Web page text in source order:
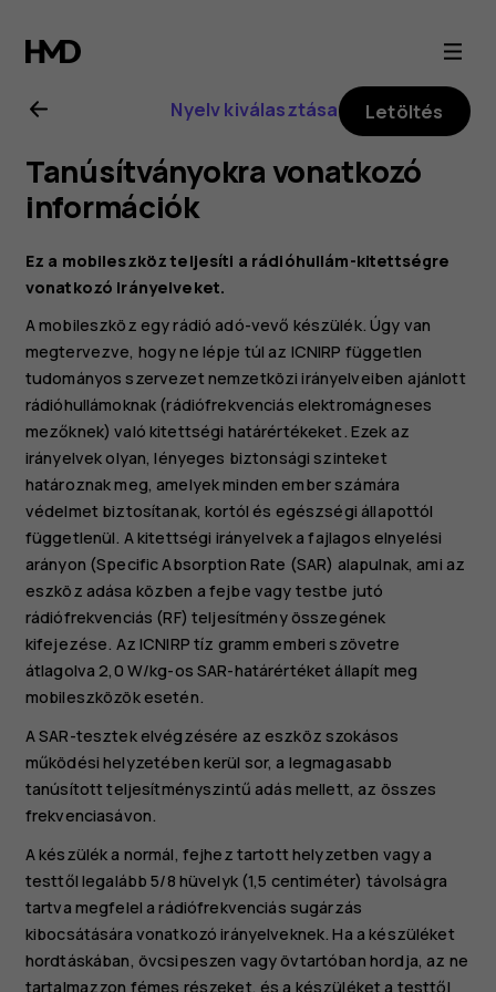
Nokia
1.3
felhasználói
kézikönyv
Nyelv kiválasztása Letöltés
Tanúsítványokra vonatkozó
információk
Ez a mobileszköz teljesíti a rádióhullám-kitettségre
vonatkozó irányelveket.
A mobileszköz egy rádió adó-vevő készülék. Úgy van
megtervezve, hogy ne lépje túl az ICNIRP független
tudományos szervezet nemzetközi irányelveiben ajánlott
rádióhullámoknak (rádiófrekvenciás elektromágneses
mezőknek) való kitettségi határértékeket. Ezek az
irányelvek olyan, lényeges biztonsági szinteket
határoznak meg, amelyek minden ember számára
védelmet biztosítanak, kortól és egészségi állapottól
függetlenül. A kitettségi irányelvek a fajlagos elnyelési
arányon (Specific Absorption Rate (SAR) alapulnak, ami az
eszköz adása közben a fejbe vagy testbe jutó
rádiófrekvenciás (RF) teljesítmény összegének
kifejezése. Az ICNIRP tíz gramm emberi szövetre
átlagolva 2,0 W/kg-os SAR-határértéket állapít meg
mobileszközök esetén.
A SAR-tesztek elvégzésére az eszköz szokásos
működési helyzetében kerül sor, a legmagasabb
tanúsított teljesítményszintű adás mellett, az összes
frekvenciasávon.
A készülék a normál, fejhez tartott helyzetben vagy a
testtől legalább 5/8 hüvelyk (1,5 centiméter) távolságra
tartva megfelel a rádiófrekvenciás sugárzás
kibocsátására vonatkozó irányelveknek. Ha a készüléket
hordtáskában, övcsipeszen vagy övtartóban hordja, az ne
tartalmazzon fémes részeket, és a készüléket a testtől